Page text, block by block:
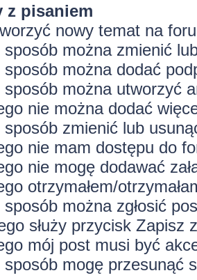
z pisaniem
nowy temat na
sposób można zmienić
można dodać
sposób można utworzyć
nie można dodać
zmienić lub
nie mam dostępu do
nie mogę dodawać
otrzymałem/
można zgłosić
służy przycisk Zapisz
mój post musi być
sposób mogę przesunąć